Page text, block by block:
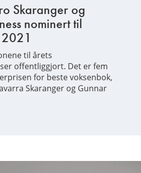
Skaranger og
nominert til
til årets
offentliggjort. Det er fem
for beste voksenbok,
Skaranger og Gunnar